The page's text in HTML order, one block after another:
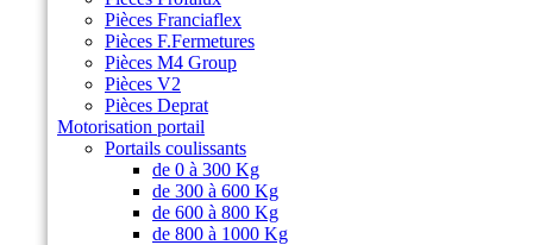
Pièces Franciaflex
Pièces F.Fermetures
Pièces M4 Group
Pièces V2
Pièces Deprat
Motorisation portail
Portails coulissants
de 0 à 300 Kg
de 300 à 600 Kg
de 600 à 800 Kg
de 800 à 1000 Kg